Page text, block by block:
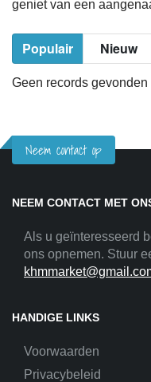
geniet van een
Populair Nieuw
Geen records gevonden
Neem contact op
NEEM CONTACT MET
Als u geïnteresseerd
ons opnemen. Stuur
HANDIGE LINKS
Voorwaarden
Privacybeleid